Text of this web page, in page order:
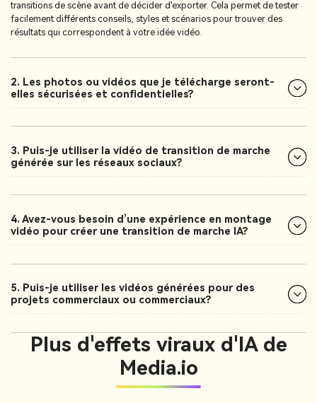
transitions de scène avant de décider d'exporter. Cela permet de tester
facilement différents conseils, styles et scénarios pour trouver des
résultats qui correspondent à votre idée vidéo.
2. Les photos ou vidéos que je télécharge seront-
elles sécurisées et confidentielles?
3. Puis-je utiliser la vidéo de transition de marche
générée sur les réseaux sociaux?
4. Avez-vous besoin d’une expérience en montage
vidéo pour créer une transition de marche IA?
5. Puis-je utiliser les vidéos générées pour des
projets commerciaux ou commerciaux?
Plus d'effets viraux d'IA de
Media.io